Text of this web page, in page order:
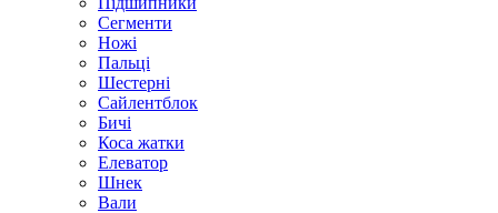
Сегменти
Ножі
Пальці
Шестерні
Сайлентблок
Бичі
Коса жатки
Елеватор
Шнек
Вали